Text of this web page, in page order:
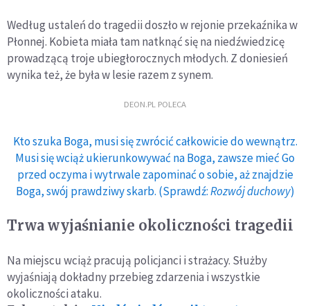
Według ustaleń do tragedii doszło w rejonie przekaźnika w
Płonnej. Kobieta miała tam natknąć się na niedźwiedzicę
prowadzącą troje ubiegłorocznych młodych. Z doniesień
wynika też, że była w lesie razem z synem.
DEON.PL POLECA
Kto szuka Boga, musi się zwrócić całkowicie do wewnątrz.
Musi się wciąż ukierunkowywać na Boga, zawsze mieć Go
przed oczyma i wytrwale zapominać o sobie, aż znajdzie
Boga, swój prawdziwy skarb. (Sprawdź:Rozwój duchowy)
Trwa wyjaśnianie okoliczności tragedii
Na miejscu wciąż pracują policjanci i strażacy. Służby
wyjaśniają dokładny przebieg zdarzenia i wszystkie
okoliczności ataku.